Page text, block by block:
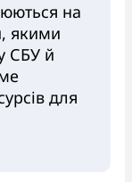
на
якими
СБУ й
для